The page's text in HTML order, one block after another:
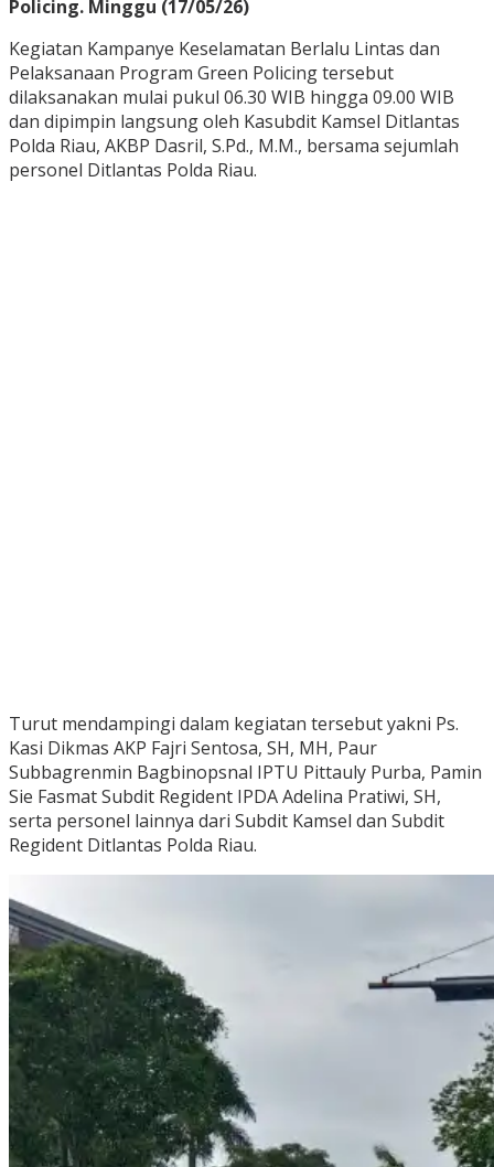
Policing. Minggu (17/05/26)
Kegiatan Kampanye Keselamatan Berlalu Lintas dan
Pelaksanaan Program Green Policing tersebut
dilaksanakan mulai pukul 06.30 WIB hingga 09.00 WIB
dan dipimpin langsung oleh Kasubdit Kamsel Ditlantas
Polda Riau, AKBP Dasril, S.Pd., M.M., bersama sejumlah
personel Ditlantas Polda Riau.
Turut mendampingi dalam kegiatan tersebut yakni Ps.
Kasi Dikmas AKP Fajri Sentosa, SH, MH, Paur
Subbagrenmin Bagbinopsnal IPTU Pittauly Purba, Pamin
Sie Fasmat Subdit Regident IPDA Adelina Pratiwi, SH,
serta personel lainnya dari Subdit Kamsel dan Subdit
Regident Ditlantas Polda Riau.